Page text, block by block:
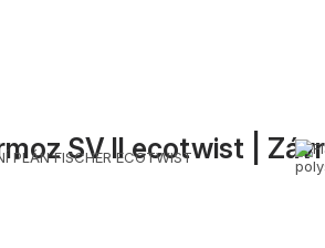
SV ll ecotwist |